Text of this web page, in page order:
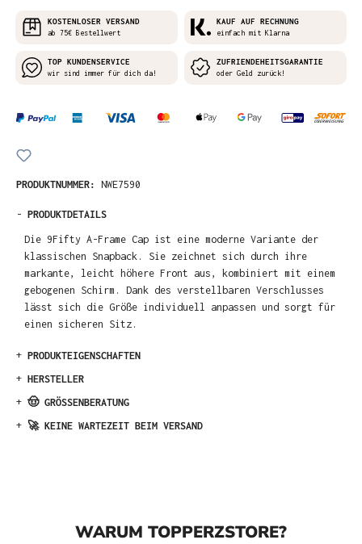
KOSTENLOSER VERSAND
ab 75€ Bestellwert
KAUF AUF RECHNUNG
einfach mit Klarna
TOP KUNDENSERVICE
wir sind immer für dich da!
ZUFRIENDEHEITSGARANTIE
oder Geld zurück!
PRODUKTNUMMER: NWE7590
- PRODUKTDETAILS
Die 9Fifty A-Frame Cap ist eine moderne Variante der
klassischen Snapback. Sie zeichnet sich durch ihre
markante, leicht höhere Front aus, kombiniert mit einem
gebogenen Schirm. Dank des verstellbaren Verschlusses
lässt sich die Größe individuell anpassen und sorgt für
einen sicheren Sitz.
+ PRODUKTEIGENSCHAFTEN
+ HERSTELLER
+ 🤠 GRÖSSENBERATUNG
+ 🚀 KEINE WARTEZEIT BEIM VERSAND
WARUM TOPPERZSTORE?